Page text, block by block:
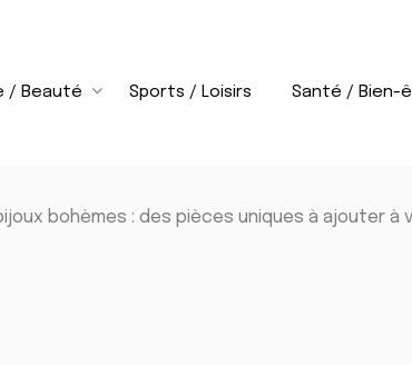
/ Beauté Sports / Loisirs Santé / Bien-
bohèmes : des pièces uniques à ajouter